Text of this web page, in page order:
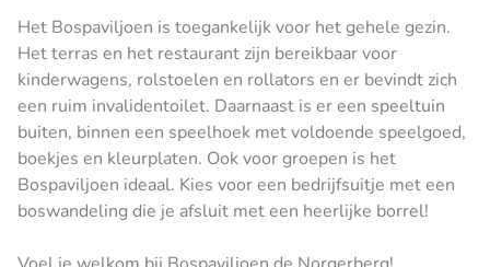
Het Bospaviljoen is toegankelijk voor het gehele gezin.
Het terras en het restaurant zijn bereikbaar voor
kinderwagens, rolstoelen en rollators en er bevindt zich
een ruim invalidentoilet. Daarnaast is er een speeltuin
buiten, binnen een speelhoek met voldoende speelgoed,
boekjes en kleurplaten. Ook voor groepen is het
Bospaviljoen ideaal. Kies voor een bedrijfsuitje met een
boswandeling die je afsluit met een heerlijke borrel!